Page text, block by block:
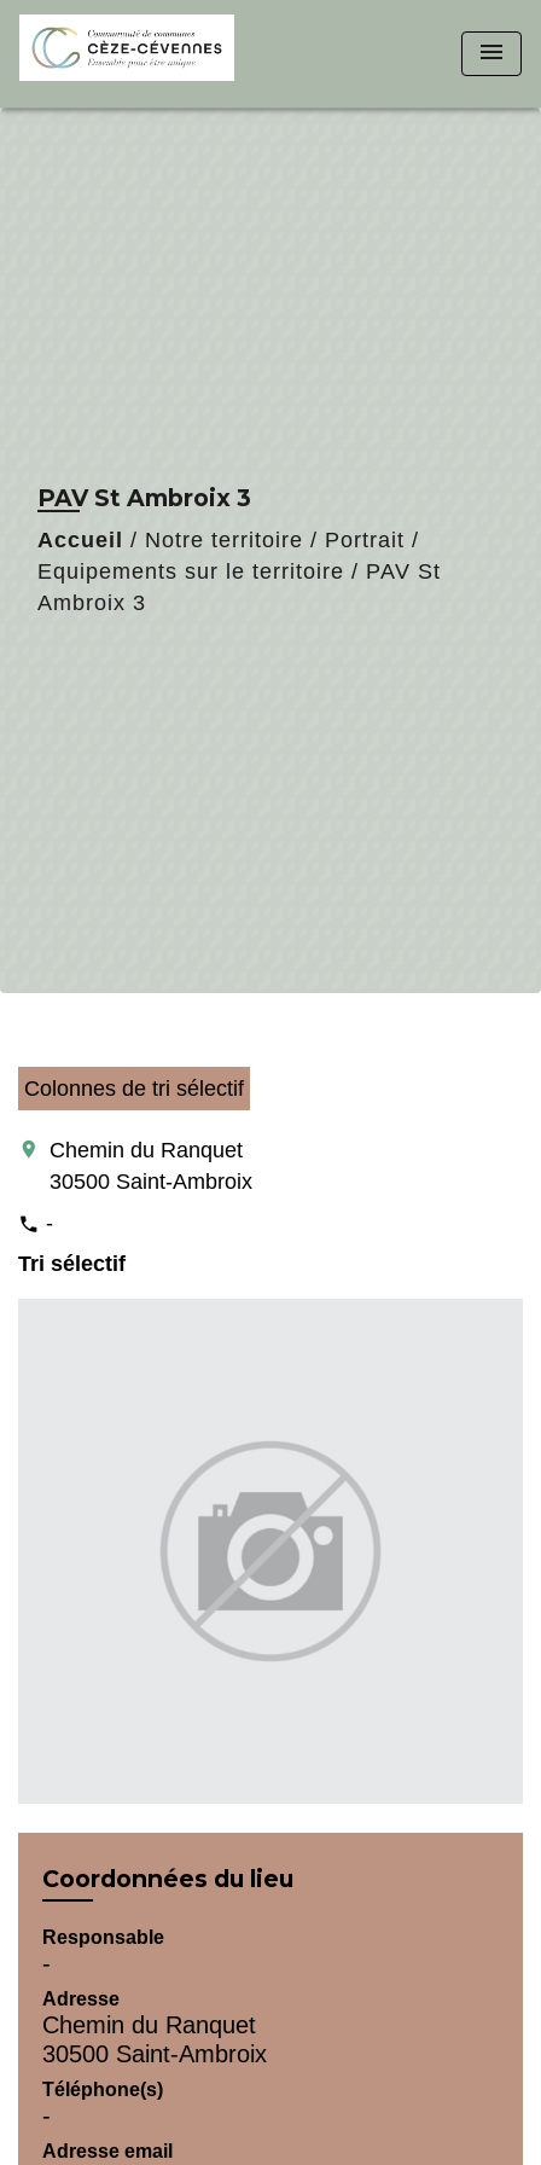
menu
PAV St Ambroix 3
Accueil / Notre territoire / Portrait /
Equipements sur le territoire / PAV St
Ambroix 3
Colonnes de tri sélectif
location_on
Chemin du Ranquet
30500 Saint-Ambroix
phone -
Tri sélectif
Coordonnées du lieu
Responsable
-
Adresse
Chemin du Ranquet
30500 Saint-Ambroix
Téléphone(s)
-
Adresse email